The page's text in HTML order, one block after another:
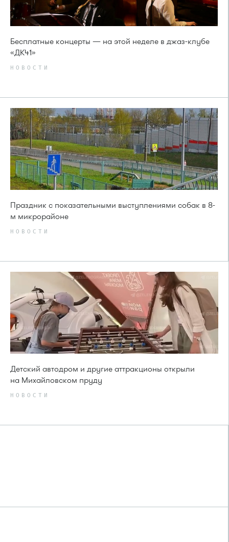
Бесплатные концерты — на этой неделе в джаз-клубе
«ДК41»
НОВОСТИ
Праздник с показательными выступлениями собак в 8-
м микрорайоне
НОВОСТИ
Детский автодром и другие аттракционы открыли
на Михайловском пруду
НОВОСТИ